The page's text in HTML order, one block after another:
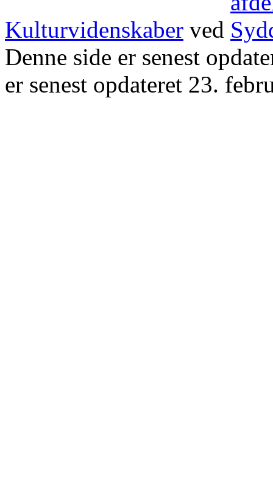
Kulturvidenskaber ved
Denne side er senest
er senest opdateret 23.